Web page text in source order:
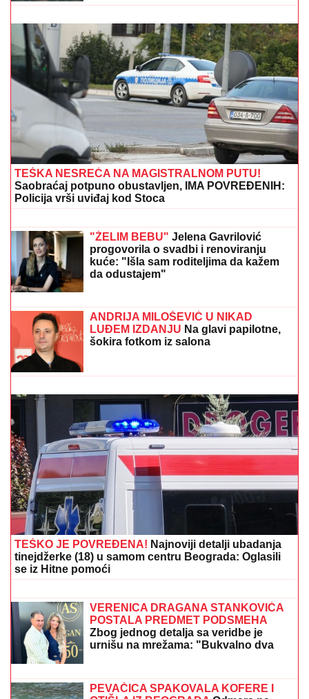
"KAD SVI BEŽE OD VATRE, ONI IDU KANjOJ" MUP
objavio fotografije vatrogasaca iz Deliblatske peščare
(FOTO) LETOVANJE SAŠKE I ĐORĐA
ĐOKOVIĆA U SUVOM LUKSUZU
Noletova snajka se sa sinom kupa u
bazenu, a ovako sa mužem provodi
vreme na jahti
Ovako izgleda PORODIČNA KUĆA
Jovane Jeremić na Ibarskoj magistrali:
Ovde je živela sa roditeljima, BILI
POZNATI PO JEDNOJ STVARI!
TEŠKA NESREĆA NA MAGISTRALNOM PUTU!
Saobraćaj potpuno obustavljen, IMA POVREĐENIH:
Policija vrši uviđaj kod Stoca
(FOTO) ANA DIVAC POKAZALA
RODNI KRAJ
Emotivna objava
raznežila mnoge, društvo joj pravi
Vlade - Nestvarni prizori ostavljaju bez
daha: "Povratak korenima"
"ŽELIM BEBU"Jelena Gavrilović
progovorila o svadbi i renoviranju
kuće: "Išla sam roditeljima da kažem